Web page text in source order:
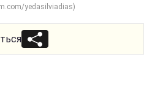
yedasilviadias)